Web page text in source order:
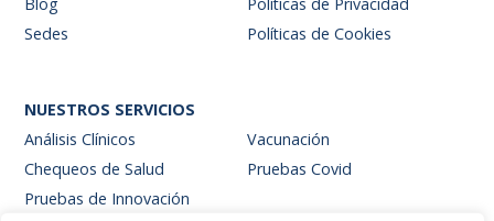
Sedes
Políticas de Cookies
NUESTROS SERVICIOS
Análisis Clínicos
Chequeos de Salud
Pruebas de Innovación
Vacunación
Pruebas Covid